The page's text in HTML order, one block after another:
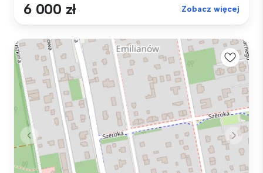
6 000 zł Zobacz więcej